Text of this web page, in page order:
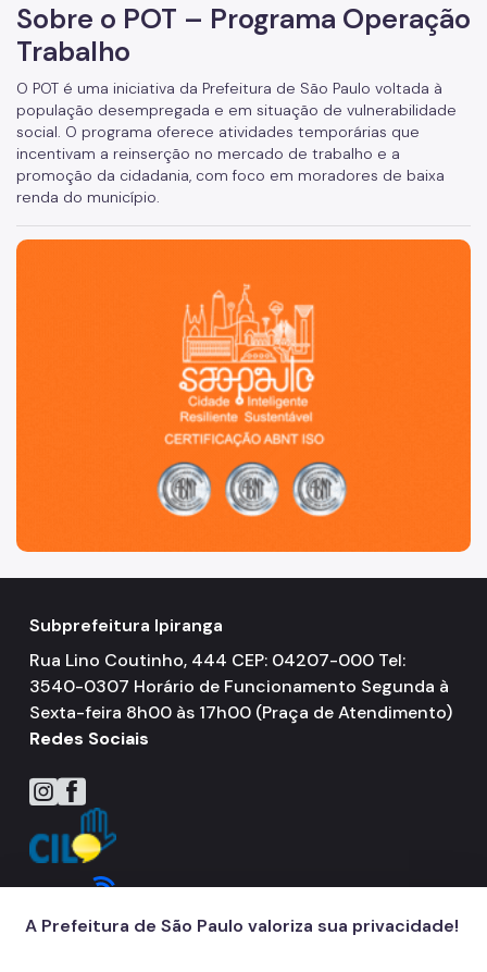
Sobre o POT – Programa Operação
Trabalho
O POT é uma iniciativa da Prefeitura de São Paulo voltada à
população desempregada e em situação de vulnerabilidade
social. O programa oferece atividades temporárias que
incentivam a reinserção no mercado de trabalho e a
promoção da cidadania, com foco em moradores de baixa
renda do município.
São Paulo, cidade inteligente, resiliente e sustentável
Subprefeitura Ipiranga
Rua Lino Coutinho, 444 CEP: 04207-000 Tel:
3540-0307 Horário de Funcionamento Segunda à
Sexta-feira 8h00 às 17h00 (Praça de Atendimento)
Redes Sociais
Icone do Instagram
Icone do Facebook
A Prefeitura de São Paulo valoriza sua privacidade!